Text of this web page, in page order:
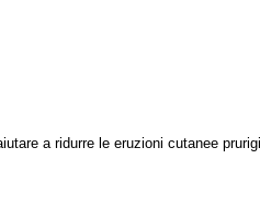
a ridurre le eruzioni cutanee